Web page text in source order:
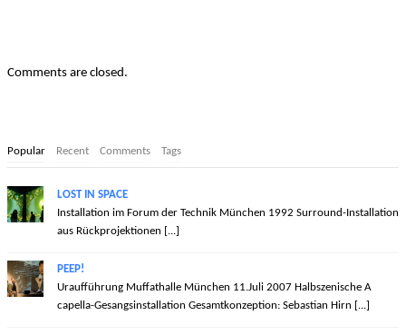
Comments are closed.
Popular Recent Comments Tags
LOST IN SPACE
Installation im Forum der Technik München 1992 Surround-Installation
aus Rückprojektionen [...]
PEEP!
Uraufführung Muffathalle München 11.Juli 2007 Halbszenische A
capella-Gesangsinstallation Gesamtkonzeption: Sebastian Hirn [...]